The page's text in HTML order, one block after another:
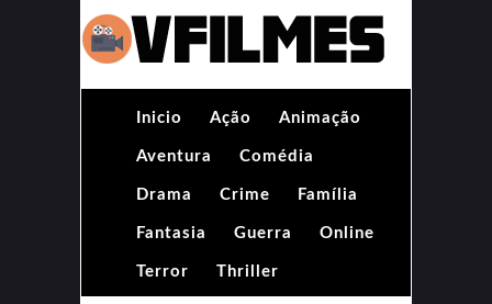
Inicio Ação Animação
Aventura Comédia
Drama Crime Família
Fantasia Guerra Online
Terror Thriller